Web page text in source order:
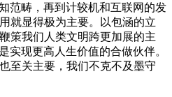
范畴，再到计较机和互联网的发
就显得极为主要。以包涵的立
策我们人类文明跨更加展的主
实现更高人生价值的合做伙伴。
至关主要，我们不克不及墨守